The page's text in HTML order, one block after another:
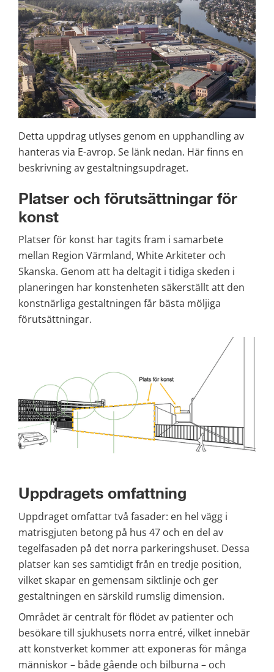
Detta uppdrag utlyses genom en upphandling av
hanteras via E-avrop. Se länk nedan. Här finns en
beskrivning av gestaltningsupdraget.
Platser och förutsättningar för
konst
Platser för konst har tagits fram i samarbete
mellan Region Värmland, White Arkiteter och
Skanska. Genom att ha deltagit i tidiga skeden i
planeringen har konstenheten säkerställt att den
konstnärliga gestaltningen får bästa möljiga
förutsättningar.
Uppdragets omfattning
Uppdraget omfattar två fasader: en hel vägg i
matrisgjuten betong på hus 47 och en del av
tegelfasaden på det norra parkeringshuset. Dessa
platser kan ses samtidigt från en tredje position,
vilket skapar en gemensam siktlinje och ger
gestaltningen en särskild rumslig dimension.
Området är centralt för flödet av patienter och
besökare till sjukhusets norra entré, vilket innebär
att konstverket kommer att exponeras för många
människor – både gående och bilburna – och